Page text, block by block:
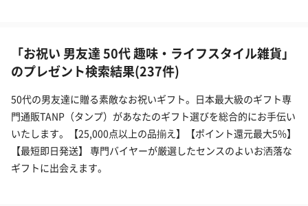
「お祝い 男友達 50代 趣味・ライフスタイル雑貨」
のプレゼント検索結果(237件)
50代の男友達に贈る素敵なお祝いギフト。日本最大級のギフト専
門通販TANP（タンプ）があなたのギフト選びを総合的にお手伝い
いたします。【25,000点以上の品揃え】【ポイント還元最大5%】
【最短即日発送】 専門バイヤーが厳選したセンスのよいお洒落な
ギフトに出会えます。